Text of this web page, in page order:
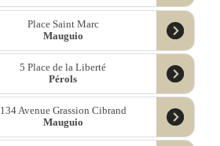
Place Saint Marc
Mauguio
5 Place de la Liberté
Pérols
134 Avenue Grassion Cibrand
Mauguio